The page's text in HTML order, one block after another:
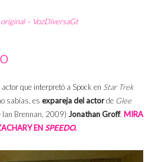
– VozDiversaGt
actor que interpretó a Spock en Star Trek
sabías, es expareja del actorde Glee
Ian Brennan, 2009) Jonathan Groff. MIRA
ENSPEEDO.